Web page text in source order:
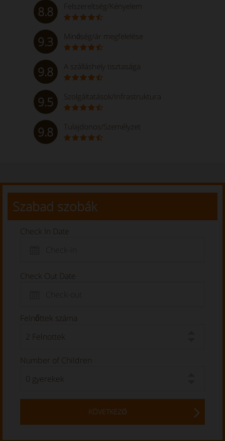
8.8 Felszereltség/Kényelem
9.3 Minőség/ár megfelelése
9.8 A szálláshely tisztasága
9.5 Szolgáltatások/Infrastruktura
9.8 Tulajdonos/Személyzet
Szabad szobák
Check In Date
Check Out Date
Felnőttek száma
Number of Children
KÖVETKEZŐ